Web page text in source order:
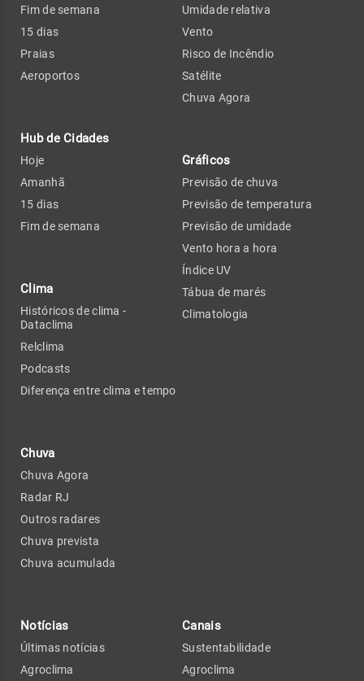
Fim de semana
15 dias
Praias
Aeroportos
Hub de Cidades
Hoje
Amanhã
15 dias
Fim de semana
Clima
Históricos de clima -
Dataclima
Relclima
Podcasts
Diferença entre clima e tempo
Chuva
Chuva Agora
Radar RJ
Outros radares
Chuva prevista
Chuva acumulada
Umidade relativa
Vento
Risco de Incêndio
Satélite
Chuva Agora
Gráficos
Previsão de chuva
Previsão de temperatura
Previsão de umidade
Vento hora a hora
Índice UV
Tábua de marés
Climatologia
Notícias
Últimas notícias
Agroclima
Canais
Sustentabilidade
Agroclima